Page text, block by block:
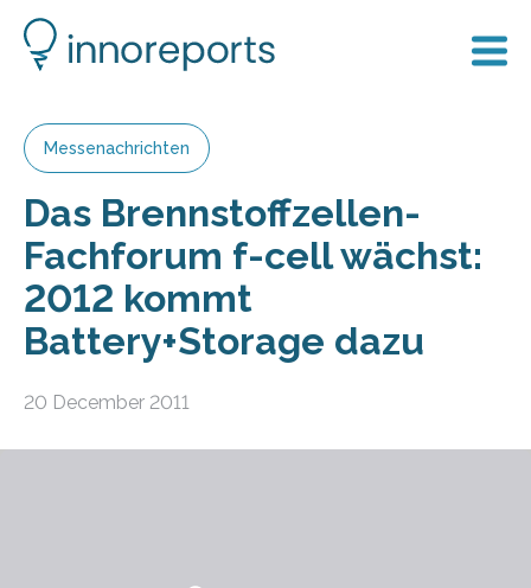
Messenachrichten
Das Brennstoffzellen-
Fachforum f-cell wächst:
2012 kommt
Battery+Storage dazu
20 December 2011